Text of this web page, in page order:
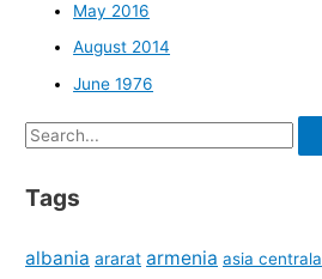
May 2016
August 2014
June 1976
Search
Tags
albania ararat armenia asia centrala